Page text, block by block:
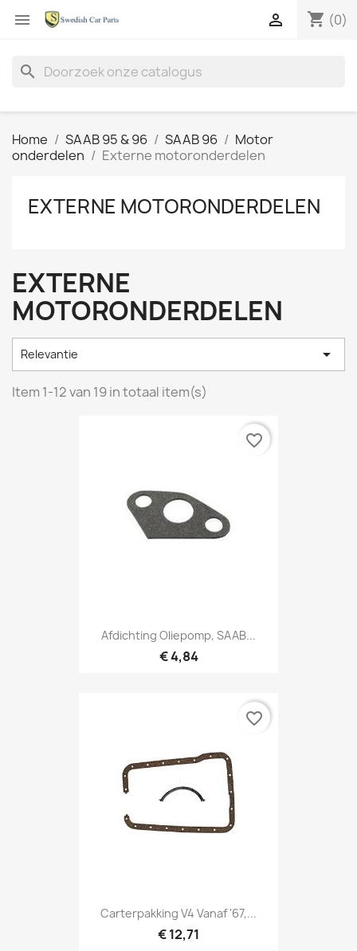
 shopping_cart (0)

search
Home SAAB 95 & 96 SAAB 96
Motor
onderdelen
Externe motoronderdelen
EXTERNE MOTORONDERDELEN
EXTERNE
MOTORONDERDELEN
Relevantie 
Item 1-12 van 19 in totaal item(s)
Afdichting Oliepomp, SAAB...
€ 4,84
favorite_border
Carterpakking V4 Vanaf '67,...
€ 12,71
favorite_border